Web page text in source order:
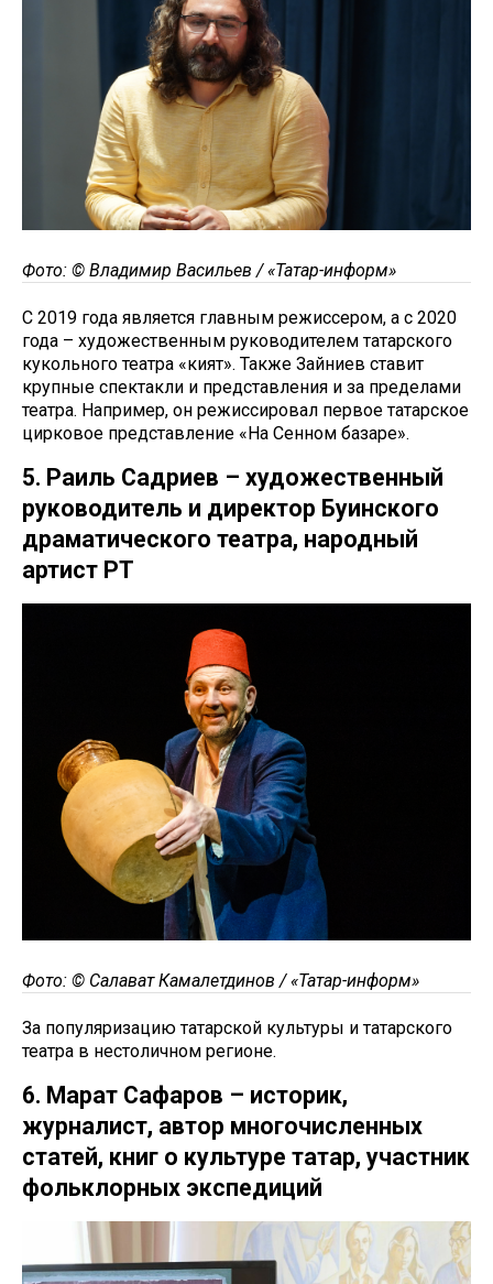
Фото: © Владимир Васильев / «Татар-информ»
С 2019 года является главным режиссером, а с 2020
года – художественным руководителем татарского
кукольного театра «Әкият». Также Зайниев ставит
крупные спектакли и представления и за пределами
театра. Например, он режиссировал первое татарское
цирковое представление «На Сенном базаре».
5. Раиль Садриев – художественный
руководитель и директор Буинского
драматического театра, народный
артист РТ
Фото: © Салават Камалетдинов / «Татар-информ»
За популяризацию татарской культуры и татарского
театра в нестоличном регионе.
6. Марат Сафаров – историк,
журналист, автор многочисленных
статей, книг о культуре татар, участник
фольклорных экспедиций